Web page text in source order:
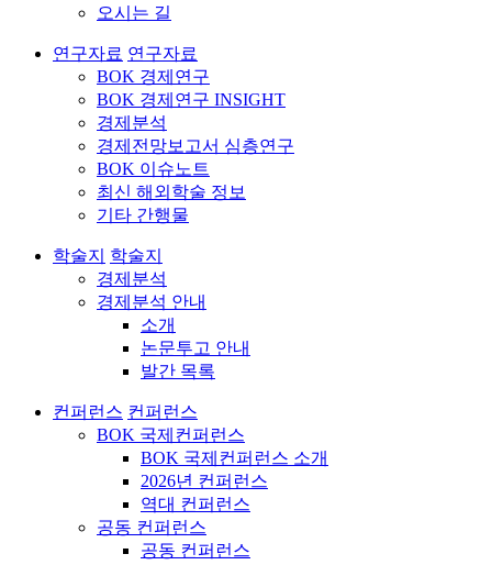
오시는 길
연구자료 연구자료
BOK 경제연구
BOK 경제연구 INSIGHT
경제분석
경제전망보고서 심층연구
BOK 이슈노트
최신 해외학술 정보
기타 간행물
학술지
학술지
경제분석
경제분석 안내
소개
논문투고 안내
발간 목록
컨퍼런스 컨퍼런스
BOK 국제컨퍼런스
BOK 국제컨퍼런스 소개
2026년 컨퍼런스
역대 컨퍼런스
공동 컨퍼런스
공동 컨퍼런스